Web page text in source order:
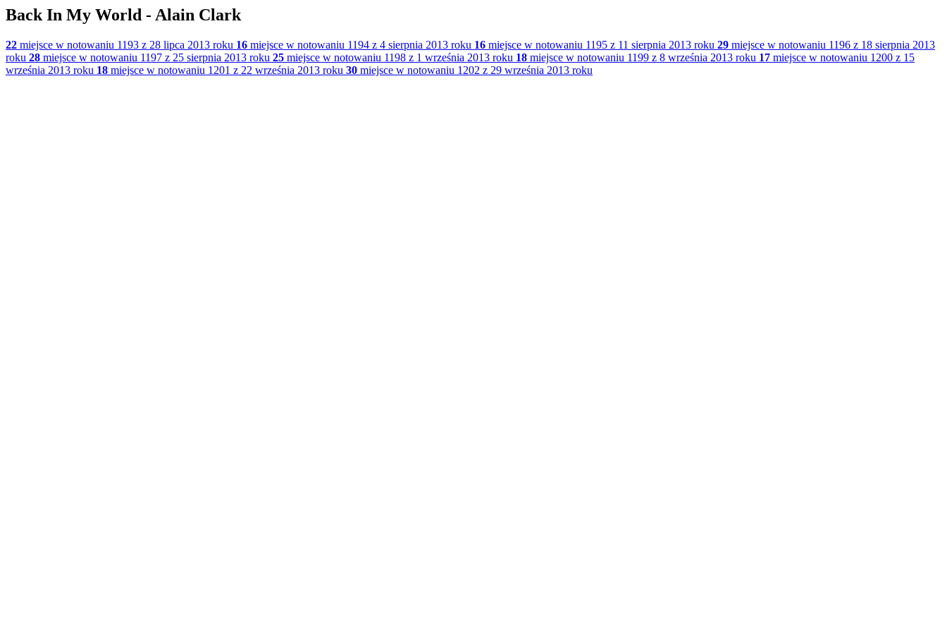
Back In My World - Alain Clark
22 miejsce w notowaniu 1193 z 28 lipca 2013 roku 16 miejsce w notowaniu 1194 z 4 sierpnia 2013 roku 16 miejsce w notowaniu 1195 z 11 sierpnia 2013 roku 29 miejsce w notowaniu 1196 z 18 sierpnia 2013
roku 28 miejsce w notowaniu 1197 z 25 sierpnia 2013 roku 25 miejsce w notowaniu 1198 z 1 września 2013 roku 18 miejsce w notowaniu 1199 z 8 września 2013 roku 17 miejsce w notowaniu 1200 z 15
września 2013 roku 18 miejsce w notowaniu 1201 z 22 września 2013 roku 30 miejsce w notowaniu 1202 z 29 września 2013 roku